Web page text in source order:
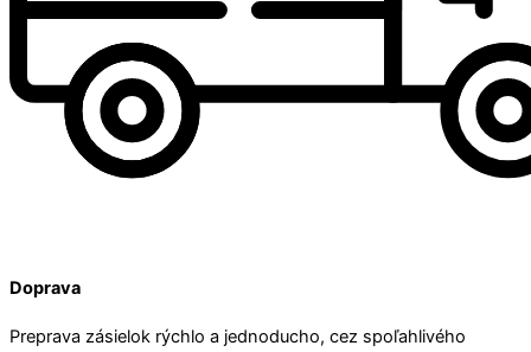
Doprava
Preprava zásielok rýchlo a jednoducho, cez spoľahlivého